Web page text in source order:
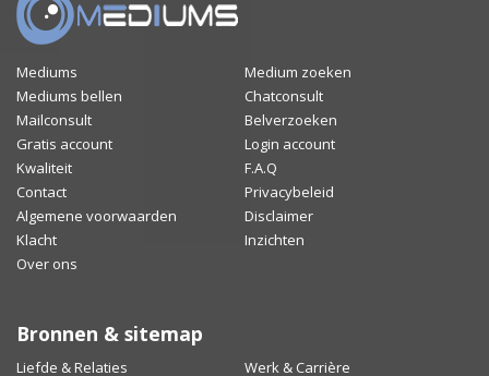
Mediums
Medium zoeken
Mediums bellen
Chatconsult
Mailconsult
Belverzoeken
Gratis account
Login account
Kwaliteit
F.A.Q
Contact
Privacybeleid
Algemene voorwaarden
Disclaimer
Klacht
Inzichten
Over ons
Bronnen & sitemap
Liefde & Relaties Werk & Carrière